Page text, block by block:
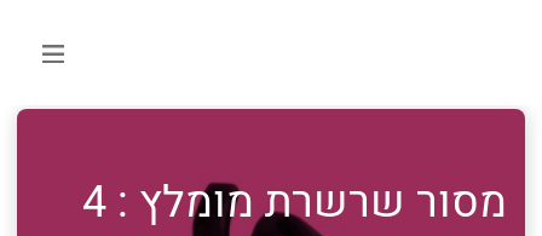
מסור שרשרת מומלץ : 4